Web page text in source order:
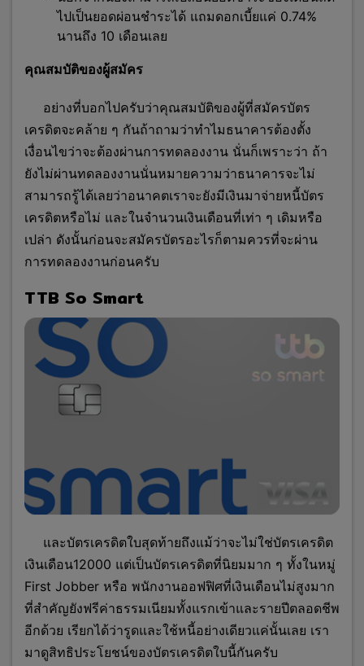
ไปเป็นยอดผ่อนชำระได้ แถมดอกเบี้ยแค่ 0.74%
นานถึง 10 เดือนเลย
คุณสมบัติของผู้สมัคร
อย่างที่บอกไปครับว่าคุณสมบัติของผู้ที่สมัครบัตร
เครดิตจะคล้าย ๆ กันถ้าถามว่าทำไมธนาคารต้องตั้ง
เงื่อนไขว่าจะต้องผ่านการทดลองงาน นั่นก็เพราะว่า ถ้า
ยังไม่ผ่านทดลองงานนั่นหมายความว่าธนาคารจะไม่
สามารถรู้ได้เลยว่าอนาคตเราจะยังมีเงินมาจ่ายหนี้บัตร
เครดิตหรือไม่ และในจำนวนเงินเดือนที่เท่า ๆ เดิมหรือ
เปล่า ดังนั้นก่อนจะสมัครบัตรอะไรก็ตามควรที่จะผ่าน
การทดลองงานก่อนครับ
TTB So Smart
และบัตรเครดิตใบสุดท้ายถึงแม้ว่าจะไม่ใช่บัตรเครดิต
เงินเดือน12000 แต่เป็นบัตรเครดิตที่นิยมมาก ๆ ทั้งในหมู่
First Jobber หรือ พนักงานออฟฟิศที่เงินเดือนไม่สูงมาก
ที่สำคัญยังฟรีค่าธรรมเนียมทั้งแรกเข้าและรายปีตลอดชีพ
อีกด้วย เรียกได้ว่ารูดและใช้หนี้อย่างเดียวแค่นั้นเลย เรา
มาดูสิทธิประโยชน์ของบัตรเครดิตใบนี้กันครับ